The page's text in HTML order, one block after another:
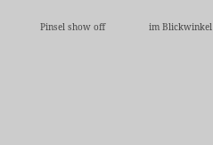
Pinsel show off im Blickwinkel